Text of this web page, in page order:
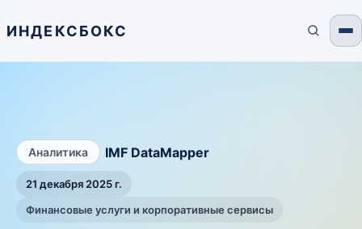
ИНДЕКСБОКС
Аналитика IMF DataMapper
21 декабря 2025 г.
Финансовые услуги и корпоративные сервисы